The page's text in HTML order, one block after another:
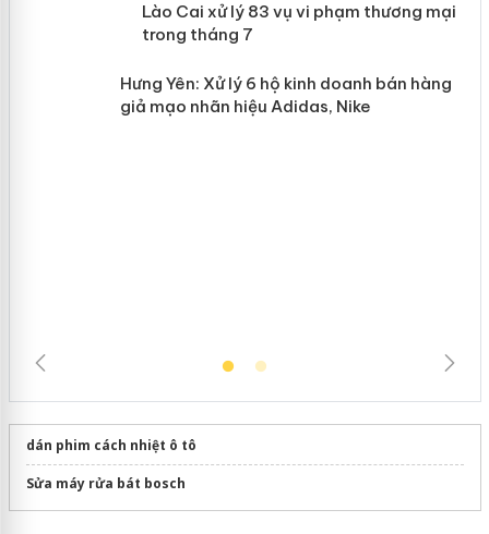
Lào Cai xử lý 83 vụ vi phạm thương
mại trong tháng 7
dán phim cách nhiệt ô tô
Sửa máy rửa bát bosch